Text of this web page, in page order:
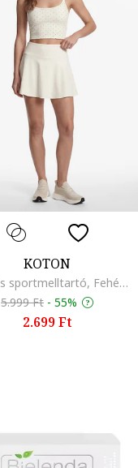
KOTON
Pöttyös sportmelltartó, Fehér/Fekete
5.999 Ft - 55%
2.699 Ft